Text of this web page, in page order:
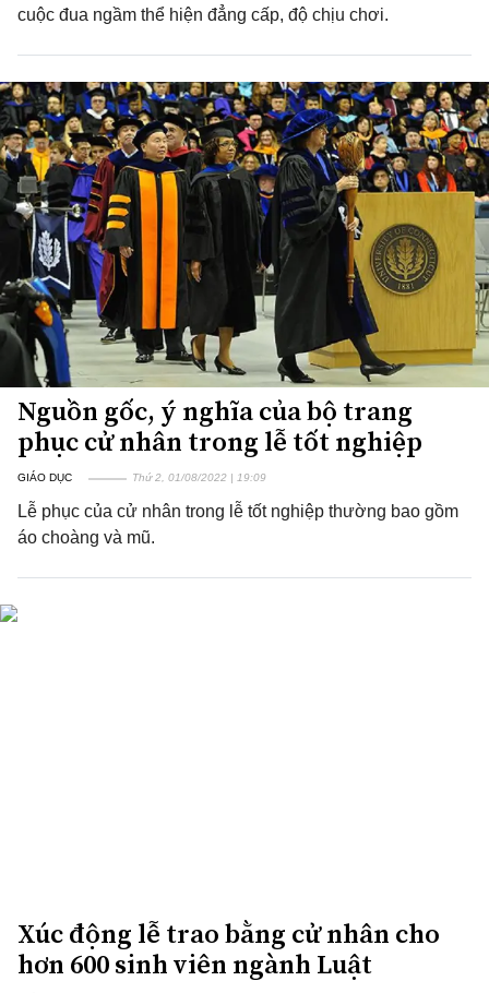
cuộc đua ngầm thể hiện đẳng cấp, độ chịu chơi.
Nguồn gốc, ý nghĩa của bộ trang
phục cử nhân trong lễ tốt nghiệp
GIÁO DỤC Thứ 2, 01/08/2022 | 19:09
Lễ phục của cử nhân trong lễ tốt nghiệp thường bao gồm
áo choàng và mũ.
Xúc động lễ trao bằng cử nhân cho
hơn 600 sinh viên ngành Luật